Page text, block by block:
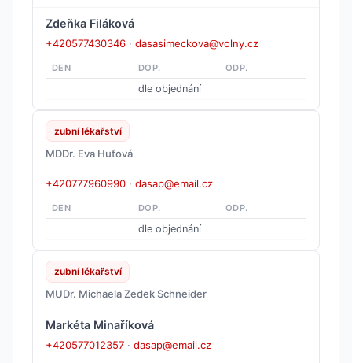
Zdeňka Filáková
+420577430346 · dasasimeckova@volny.cz
DEN DOP. ODP.
dle objednání
zubní lékařství
MDDr. Eva Huťová
+420777960990 · dasap@email.cz
DEN DOP. ODP.
dle objednání
zubní lékařství
MUDr. Michaela Zedek Schneider
Markéta Minaříková
+420577012357 · dasap@email.cz